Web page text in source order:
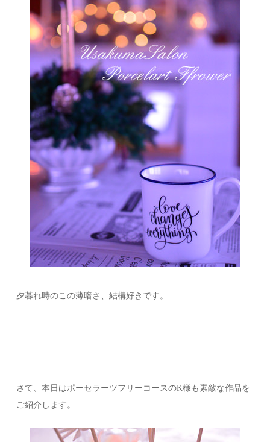
夕暮れ時のこの薄暗さ、結構好きです。
さて、本日はポーセラーツフリーコースのK様も素敵な作品を
ご紹介します。